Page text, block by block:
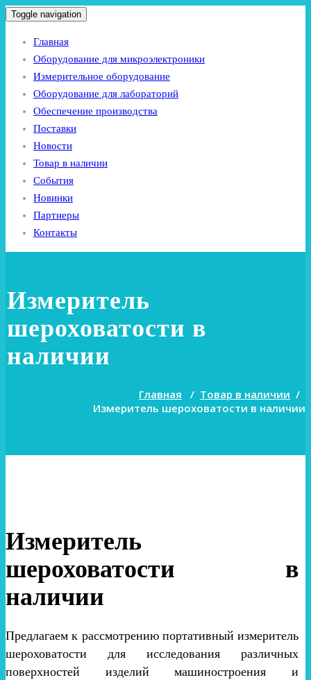
Toggle navigation
Главная
Оборудование для микроэлектроники
Измерительное оборудование
Оборудование для лабораторий
Обеспечение производства
Поставки
Новости
Товар в наличии
События
Новинки
Партнеры
Контакты
Измеритель
шероховатости в
наличии
Главная / Товар в наличии /
Измеритель шероховатости в наличии
Измеритель
шероховатости в
наличии
Предлагаем к рассмотрению портативный измеритель
шероховатости для исследования различных
поверхностей изделий машиностроения и